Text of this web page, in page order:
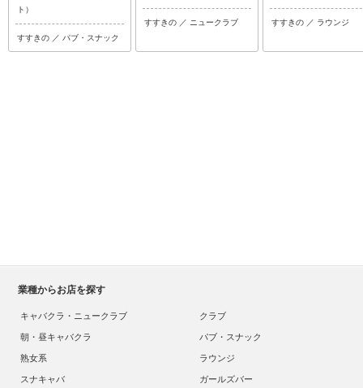
ト）
すすきの ／ パブ・スナック
すすきの ／ ニュークラブ すすきの ／ ラウンジ
業種からお店を探す
キャバクラ・ニュークラブ
クラブ
朝・昼キャバクラ
パブ・スナック
熟女系
ラウンジ
スナキャバ
ガールズバー